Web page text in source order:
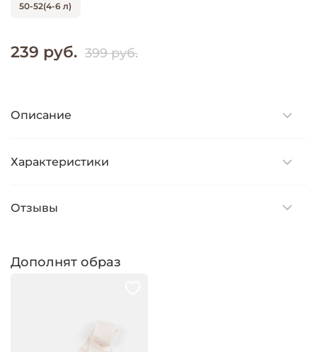
50-52(4-6 л)
239 руб. 399 руб.
Описание
Характеристики
Отзывы
Дополнят образ